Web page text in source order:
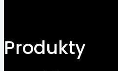
Produkty